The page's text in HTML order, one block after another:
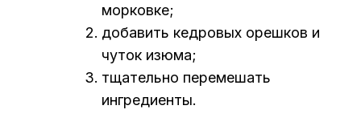
морковке;
добавить кедровых орешков и
чуток изюма;
тщательно перемешать
ингредиенты.